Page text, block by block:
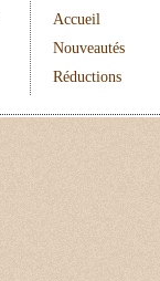
Accueil
Nouveautés
Réductions